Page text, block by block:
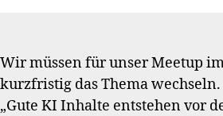
Wir müssen für unser Meetup
kurzfristig das Thema
„Gute KI Inhalte entstehen vor